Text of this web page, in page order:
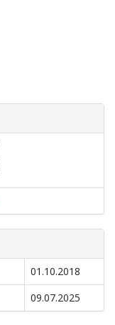
01.10.2018
09.07.2025